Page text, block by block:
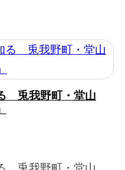
兎我野町・堂山